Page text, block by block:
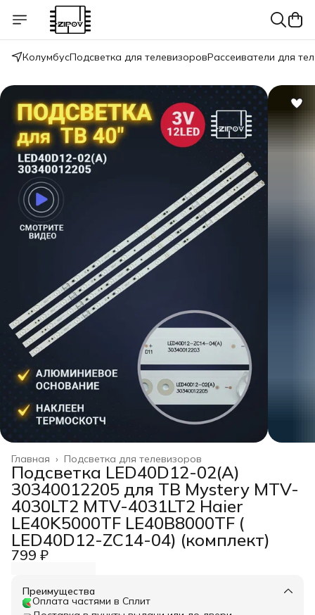
КолумбусПодсветка для телевизоровРассеиватели для
Подсветка для телевизоров
Главная ›
Подсветка LED40D12-02(A)
30340012205 для ТВ Mystery MTV-
4030LT2 MTV-4031LT2 Haier
LE40K5000TF LE40B8000TF (
LED40D12-ZC14-04) (комплект)
799 ₽
Преимущества
Оплата частями в Сплит